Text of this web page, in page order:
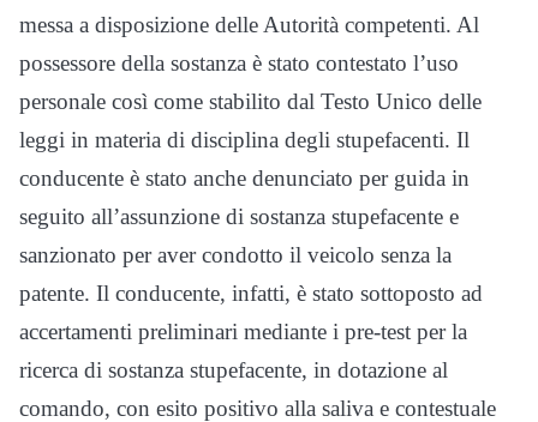
messa a disposizione delle Autorità competenti. Al
possessore della sostanza è stato contestato l’uso
personale così come stabilito dal Testo Unico delle
leggi in materia di disciplina degli stupefacenti. Il
conducente è stato anche denunciato per guida in
seguito all’assunzione di sostanza stupefacente e
sanzionato per aver condotto il veicolo senza la
patente. Il conducente, infatti, è stato sottoposto ad
accertamenti preliminari mediante i pre-test per la
ricerca di sostanza stupefacente, in dotazione al
comando, con esito positivo alla saliva e contestuale